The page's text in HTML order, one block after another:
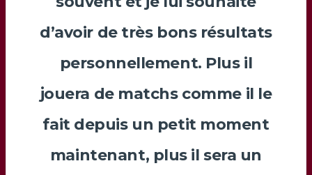
d’avoir de très bons résultats
personnellement. Plus il
jouera de matchs comme il le
fait depuis un petit moment
maintenant, plus il sera un